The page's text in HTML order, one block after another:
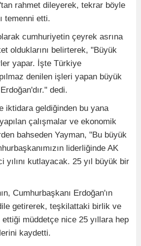
rahmet dileyerek, tekrar böyle
temenni etti.
cumhuriyetin çeyrek asrına
olduklarını belirterek, "Büyük
yapar. İşte Türkiye
denilen işleri yapan büyük
dedi.
iktidara geldiğinden bu yana
çalışmalar ve ekonomik
bahseden Yayman, "Bu büyük
liderliğinde AK
yılını kutlayacak. 25 yıl büyük bir
Cumhurbaşkanı Erdoğan'ın
getirerek, teşkilattaki birlik ve
müddetçe nice 25 yıllara hep
kaydetti.